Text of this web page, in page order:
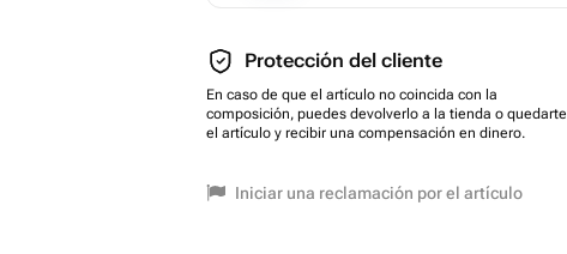
Protección del cliente
En caso de que el artículo no coincida con la
composición, puedes devolverlo a la tienda o quedarte
el artículo y recibir una compensación en dinero.
Iniciar una reclamación por el artículo